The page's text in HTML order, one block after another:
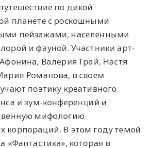
по дикой
планете с роскошными
пейзажами, населенными
и фауной. Участники арт-
Валерия Грай, Настя
Романова, в своем
поэтику креативного
и зум-конференций и
мифологию
корпораций. В этом году темой
«Фантастика», которая в